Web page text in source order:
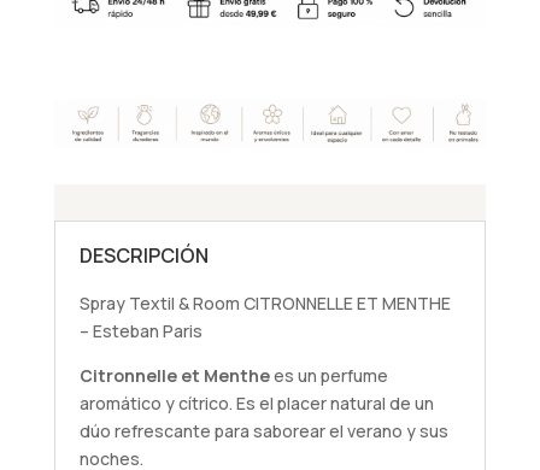
DESCRIPCIÓN
Spray Textil & Room CITRONNELLE ET MENTHE
– Esteban Paris
Citronnelle et Menthees un perfume
aromático y cítrico. Es el placer natural de un
dúo refrescante para saborear el verano y sus
noches.